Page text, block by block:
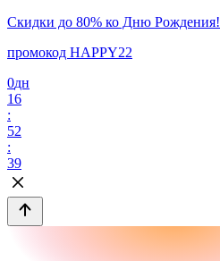
Скидки до 80% ко Дню Рождения!
промокод HAPPY22
0дн
16
:
52
:
39